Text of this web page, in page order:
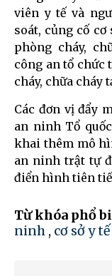
viên y tế và
soát, củng cố
phòng cháy,
công an tổ chức
cháy, chữa cháy
Các đơn vị đẩy
an ninh Tổ
khai thêm mô
an ninh trật tự
điển hình tiên
Từ khóa phổ
ninh , cơ sở y tế